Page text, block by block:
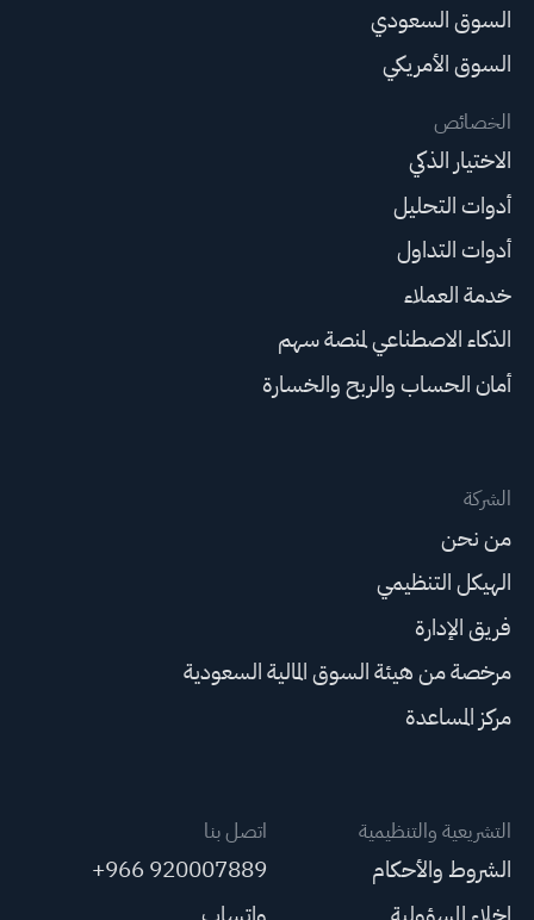
السوق السعودي
السوق الأمريكي
الخصائص
الاختيار الذكي
أدوات التحليل
أدوات التداول
خدمة العملاء
الذكاء الاصطناعي لمنصة سهم
أمان الحساب والربح والخسارة
الشركة
من نحن
الهيكل التنظيمي
فريق الإدارة
مرخصة من هيئة السوق المالية السعودية
مركز المساعدة
التشريعية والتنظيمية
الشروط والأحكام
اتصل بنا
+966 920007889